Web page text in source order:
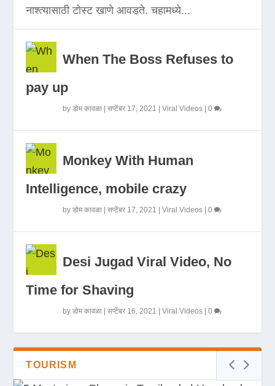
नाश्त्यासाठी टोस्ट खाणे आवडते. चहामध्ये...
When The Boss Refuses to
pay up
byडोम कावळा |सप्टेंबर 17, 2021 |Viral Videos |0
Monkey With Human
Intelligence, mobile crazy
byडोम कावळा |सप्टेंबर 17, 2021 |Viral Videos |0
Desi Jugad Viral Video, No
Time for Shaving
byडोम कावळा |सप्टेंबर 16, 2021 |Viral Videos |0
TOURISM